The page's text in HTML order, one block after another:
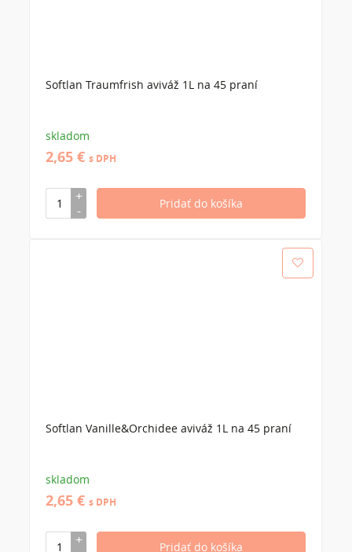
Softlan Traumfrish aviváž 1L na 45 praní
skladom
2,65 € s DPH
Softlan Vanille&Orchidee aviváž 1L na 45 praní
skladom
2,65 € s DPH